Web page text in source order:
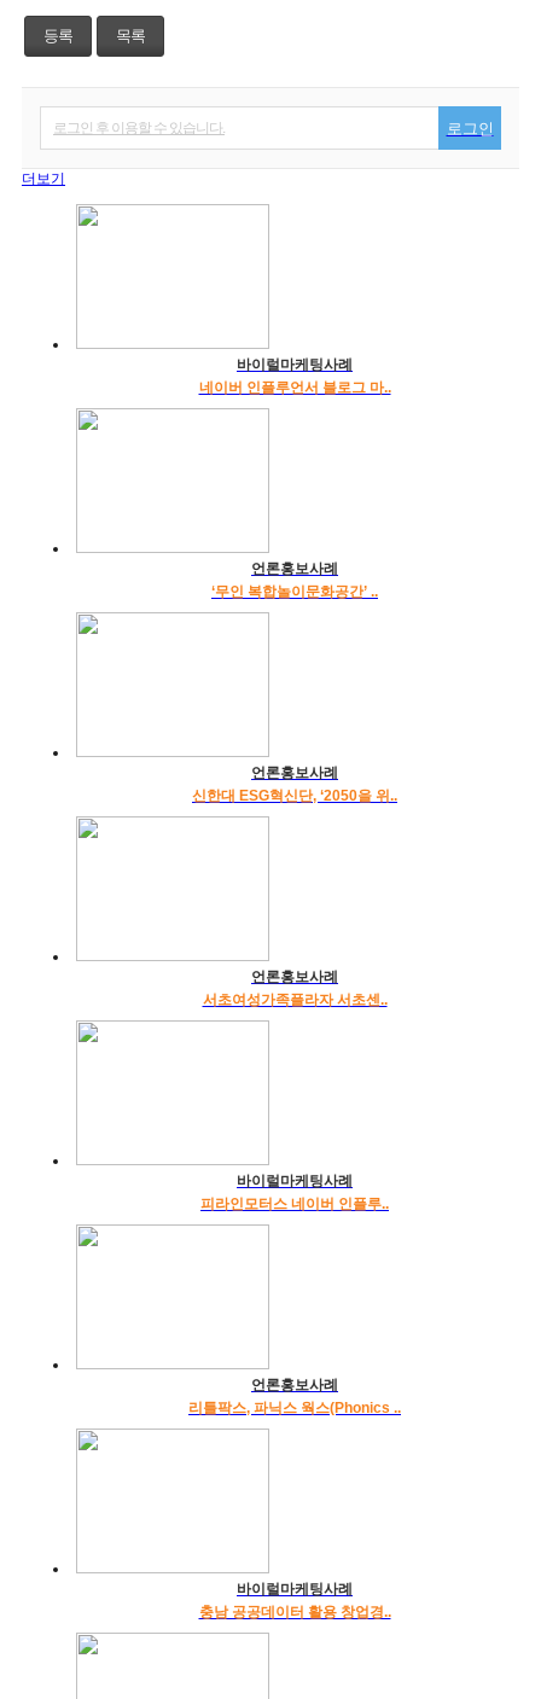
등록 목록
로그인 후 이용할 수 있습니다. 로그인
더보기
바이럴마케팅사례
네이버 인플루언서 블로그 마..
언론홍보사례
‘무인 복합놀이문화공간’ ..
언론홍보사례
신한대 ESG혁신단, ‘2050을 위..
언론홍보사례
서초여성가족플라자 서초센..
바이럴마케팅사례
피라인모터스 네이버 인플루..
언론홍보사례
리틀팍스, 파닉스 웍스(Phonics ..
바이럴마케팅사례
충남 공공데이터 활용 창업경..